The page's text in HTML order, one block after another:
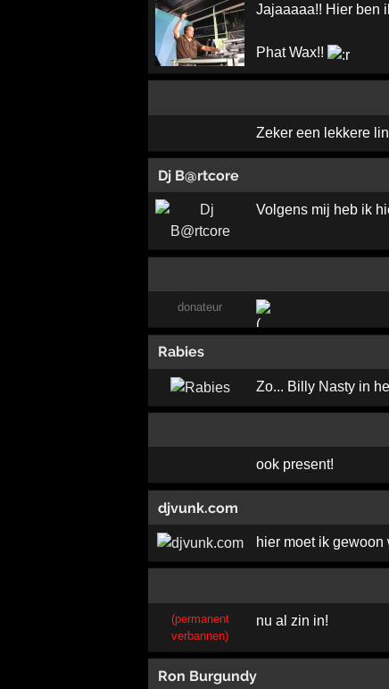
Jajaaaaa!! Hier ben
Phat Wax!!
Zeker een lekkere
Dj B@rtcore
Volgens mij heb ik
donateur
Rabies
Zo... Billy Nasty in
ook present!
djvunk.com
hier moet ik gewoon
(permanent
verbannen)
nu al zin in!
Ron Burgundy